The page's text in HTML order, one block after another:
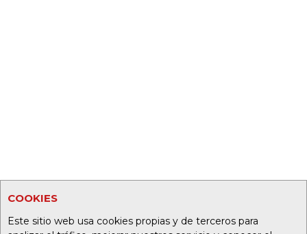
COOKIES
Este sitio web usa cookies propias y de terceros para